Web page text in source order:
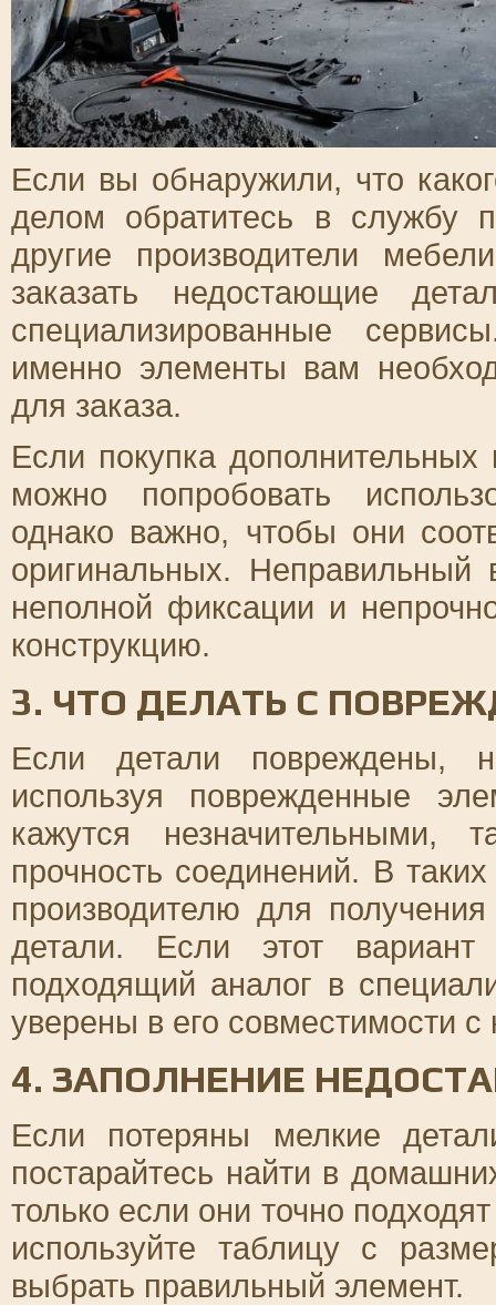
Если вы обнаружили, что
делом обратитесь в службу
другие производители
заказать недостающие
специализированные
именно элементы вам
для заказа.
Если покупка
можно попробовать
однако важно, чтобы они
оригинальных.
неполной фиксации и
конструкцию.
3. ЧТО ДЕЛАТЬ С
Если детали повреждены,
используя поврежденные
кажутся незначительными,
прочность соединений. В
производителю для
детали. Если этот вариант
подходящий аналог в
уверены в его совместимости
4. ЗАПОЛНЕНИЕ
Если потеряны мелкие
постарайтесь найти в
только если они точно
используйте таблицу с
выбрать правильный элемент.